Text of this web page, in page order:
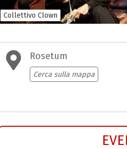
Collettivo Clown
Rosetum
Cerca sulla mappa